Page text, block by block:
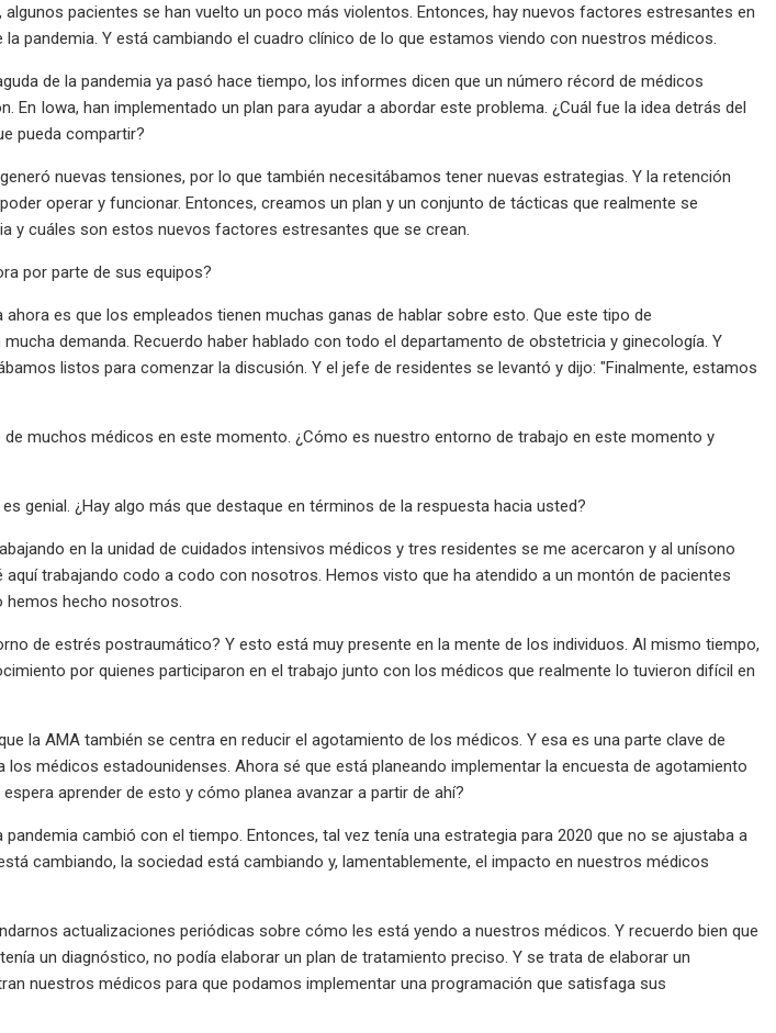
algunos pacientes se han vuelto un poco más violentos. Entonces, hay nuevos factores estresantes en
pandemia. Y está cambiando el cuadro clínico de lo que estamos viendo con nuestros médicos.
de la pandemia ya pasó hace tiempo, los informes dicen que un número récord de médicos
En Iowa, han implementado un plan para ayudar a abordar este problema. ¿Cuál fue la idea detrás del
pueda compartir?
nuevas tensiones, por lo que también necesitábamos tener nuevas estrategias. Y la retención
operar y funcionar. Entonces, creamos un plan y un conjunto de tácticas que realmente se
y cuáles son estos nuevos factores estresantes que se crean.
por parte de sus equipos?
es que los empleados tienen muchas ganas de hablar sobre esto. Que este tipo de
demanda. Recuerdo haber hablado con todo el departamento de obstetricia y ginecología. Y
listos para comenzar la discusión. Y el jefe de residentes se levantó y dijo: "Finalmente, estamos
muchos médicos en este momento. ¿Cómo es nuestro entorno de trabajo en este momento y
genial. ¿Hay algo más que destaque en términos de la respuesta hacia usted?
en la unidad de cuidados intensivos médicos y tres residentes se me acercaron y al unísono
aquí trabajando codo a codo con nosotros. Hemos visto que ha atendido a un montón de pacientes
hemos hecho nosotros.
de estrés postraumático? Y esto está muy presente en la mente de los individuos. Al mismo tiempo,
por quienes participaron en el trabajo junto con los médicos que realmente lo tuvieron difícil en
la AMA también se centra en reducir el agotamiento de los médicos. Y esa es una parte clave de
los médicos estadounidenses. Ahora sé que está planeando implementar la encuesta de agotamiento
aprender de esto y cómo planea avanzar a partir de ahí?
cambió con el tiempo. Entonces, tal vez tenía una estrategia para 2020 que no se ajustaba a
cambiando, la sociedad está cambiando y, lamentablemente, el impacto en nuestros médicos
actualizaciones periódicas sobre cómo les está yendo a nuestros médicos. Y recuerdo bien que
un diagnóstico, no podía elaborar un plan de tratamiento preciso. Y se trata de elaborar un
nuestros médicos para que podamos implementar una programación que satisfaga sus